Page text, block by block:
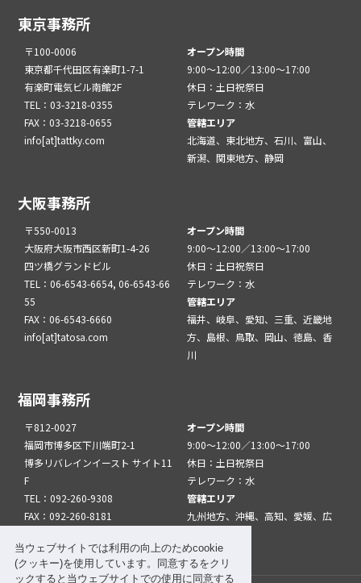
当ウェブサイトでは利用の向上のためcookie
(クッキー)を使用しています。同意するをクリ
ックすると当ウェブサイトでの使用に同意する
東京事務所
〒100-0006
東京都千代田区有楽町1-7-1
有楽町電気ビル南館2F
TEL：03-3218-0355
FAX：03-3218-0655
info[at]tattky.com
オープン時間
9:00～12:00／13:00～17:00
休日：土日祝祭日
テレワーク：水
管轄エリア
北海道、東北地方、石川、富山、
新潟、関東地方、静岡
大阪事務所
〒550-0013
大阪府大阪市西区新町1-4-26
四ツ橋グランドビル
TEL：06-6543-6654, 06-6543-66
55
FAX：06-6543-6660
info[at]tatosa.com
オープン時間
9:00～12:00／13:00～17:00
休日：土日祝祭日
テレワーク：水
管轄エリア
福井、岐阜、愛知、三重、近畿地
方、島根、鳥取、岡山、徳島、香
川
福岡事務所
〒812-0027
福岡市博多区下川端町2-1
博多リバレインイースト サイト11
F
TEL：092-260-9308
FAX：092-260-8181
オープン時間
9:00～12:00／13:00～17:00
休日：土日祝祭日
テレワーク：水
管轄エリア
九州地方、沖縄、高知、愛媛、広